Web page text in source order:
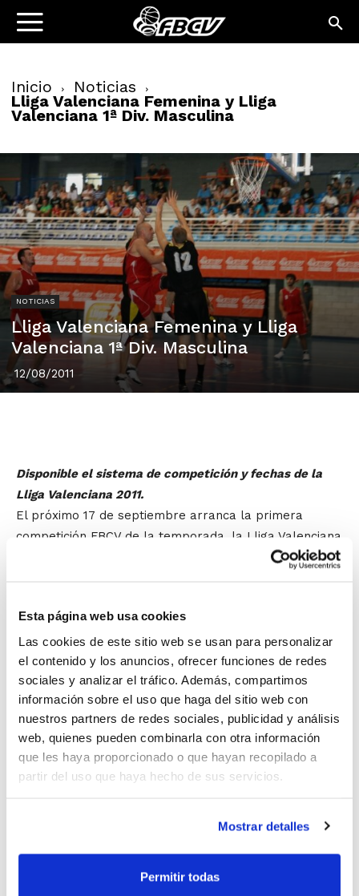
Esta página web usa cookies
Las cookies de este sitio web se usan para personalizar
el contenido y los anuncios, ofrecer funciones de redes
sociales y analizar el tráfico. Además, compartimos
información sobre el uso que haga del sitio web con
nuestros partners de redes sociales, publicidad y análisis
web, quienes pueden combinarla con otra información
que les haya proporcionado o que hayan recopilado a
partir del uso que haya hecho de sus servicios.
Mostrar detalles
Permitir todas
Inicio Noticias
Lliga Valenciana Femenina y Lliga
Valenciana 1ª Div. Masculina
NOTICIAS
Lliga Valenciana Femenina y Lliga
Valenciana 1ª Div. Masculina
12/08/2011
Disponible el sistema de competición y fechas de la
Lliga Valenciana 2011.
El próximo 17 de septiembre arranca la primera
competición FBCV de la temporada, la Lliga Valenciana
competitiva de los últimos años a costes
cero:
El seguro de accidente deportivo
La inscripción de equipos
La tramitación de licencias
y siendo mínimos los costes arbitrales.